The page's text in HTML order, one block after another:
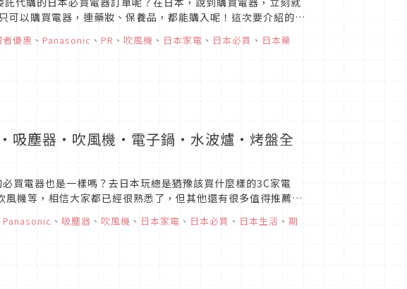
可以購買電器，連藥妝、保養品，都能購入呢！這次要介紹的是
優惠 、 Panasonic 、 PR 、 吹風機 、 日本家電 、 日本必買 、 日本藥
吸塵器・吹風機・電子鍋・水波爐・烤盤全
買電器也是一樣嗎？去日本玩總是猶豫該買什麼樣的3C家電
機等，相信大家都已經很熟悉了，但其他還有很多值得推薦的
Panasonic 、 吸塵器 、 吹風機 、 日本家電 、 日本必買 、 日本生活 、 期